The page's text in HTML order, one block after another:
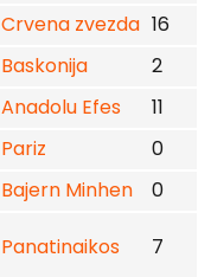
Crvena zvezda 16
Baskonija
2
Anadolu Efes
11
Pariz
0
Bajern Minhen 0
Panatinaikos 7